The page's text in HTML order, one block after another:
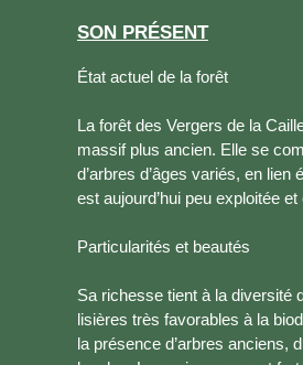
SON PRÉSENT
État actuel de la forêt
La forêt des Vergers de la
massif plus ancien. Elle se
d’arbres d’âges variés, en
est aujourd’hui peu exploitée
Particularités et beautés
Sa richesse tient à la diversité
lisières très favorables à la
la présence d’arbres anciens,